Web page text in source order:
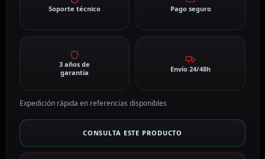
Soporte técnico Pago seguro
3 años de
garantía
Envío 24/48h
Expedición rápida en referencias disponibles
CONSULTA ESTE PRODUCTO